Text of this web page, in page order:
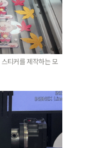
티커를 제작하는 모